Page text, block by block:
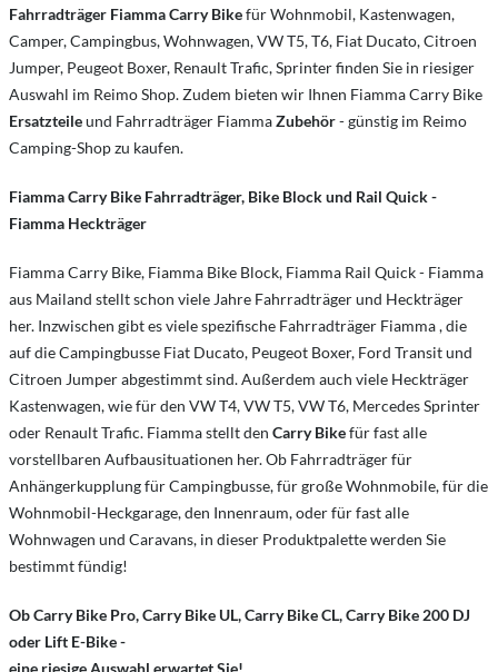
Fahrradträger Fiamma Carry Bikefür Wohnmobil, Kastenwagen,
Camper, Campingbus, Wohnwagen, VW T5, T6, Fiat Ducato, Citroen
Jumper, Peugeot Boxer, Renault Trafic, Sprinter finden Sie in riesiger
Auswahl im Reimo Shop. Zudem bieten wir Ihnen Fiamma Carry Bike
Ersatzteileund Fahrradträger FiammaZubehör- günstig im Reimo
Camping-Shop zu kaufen.
Fiamma Carry Bike Fahrradträger, Bike Block und Rail Quick -
Fiamma Heckträger
Fiamma Carry Bike, Fiamma Bike Block, Fiamma Rail Quick - Fiamma
aus Mailand stellt schon viele Jahre Fahrradträger und Heckträger
her. Inzwischen gibt es viele spezifische Fahrradträger Fiamma , die
auf die Campingbusse Fiat Ducato, Peugeot Boxer, Ford Transit und
Citroen Jumper abgestimmt sind. Außerdem auch viele Heckträger
Kastenwagen, wie für den VW T4, VW T5, VW T6, Mercedes Sprinter
oder Renault Trafic. Fiamma stellt den Carry Bikefür fast alle
vorstellbaren Aufbausituationen her. Ob Fahrradträger für
Anhängerkupplung für Campingbusse, für große Wohnmobile, für die
Wohnmobil-Heckgarage, den Innenraum, oder für fast alle
Wohnwagen und Caravans, in dieser Produktpalette werden Sie
bestimmt fündig!
Ob Carry Bike Pro, Carry Bike UL, Carry Bike CL, Carry Bike 200 DJ
oder Lift E-Bike -
eine riesige Auswahl erwartet Sie!